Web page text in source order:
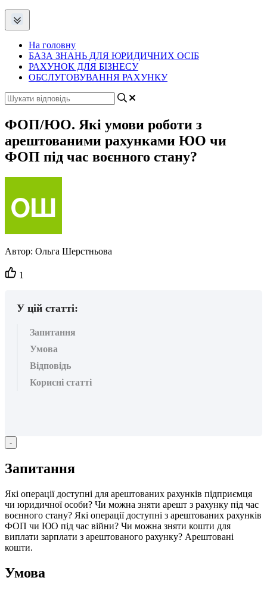
На головну
БАЗА ЗНАНЬ ДЛЯ ЮРИДИЧНИХ ОСІБ
РАХУНОК ДЛЯ БІЗНЕСУ
ОБСЛУГОВУВАННЯ РАХУНКУ
ФОП/ЮО. Які умови роботи з
арештованими рахунками ЮО чи
ФОП під час воєнного стану?
Автор: Ольга Шерстньова
Кількість
вподобайок:
1
У цій статті:
Запитання
Умова
Відповідь
Корисні статті
-
Запитання
Які операції доступні для арештованих рахунків підприємця
чи юридичної особи? Чи можна зняти арешт з рахунку під час
воєнного стану? Які операції доступні з арештованих рахунків
ФОП чи ЮО під час війни? Чи можна зняти кошти для
виплати зарплати з арештованого рахунку? Арештовані
кошти.
Умова